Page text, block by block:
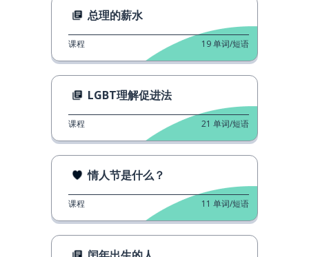
总理的薪水
课程 19单词/短语
LGBT理解促进法
课程 21 单词/短语
情人节是什么？
课程 11 单词/短语